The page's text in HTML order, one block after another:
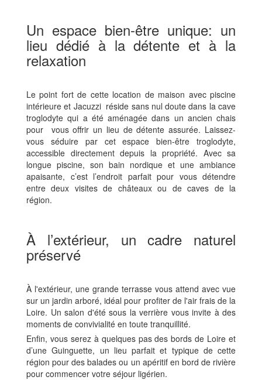
Un espace bien-être unique: un
lieu dédié à la détente et à la
relaxation
Le point fort de cette location de maison avec piscine
intérieure et Jacuzzi réside sans nul doute dans la cave
troglodyte qui a été aménagée dans un ancien chais
pour vous offrir un lieu de détente assurée. Laissez-
vous séduire par cet espace bien-être troglodyte,
accessible directement depuis la propriété. Avec sa
longue piscine, son bain nordique et une ambiance
apaisante, c’est l’endroit parfait pour vous détendre
entre deux visites de châteaux ou de caves de la
région.
À l’extérieur, un cadre naturel
préservé
À l'extérieur, une grande terrasse vous attend avec vue
sur un jardin arboré, idéal pour profiter de l'air frais de la
Loire. Un salon d'été sous la verrière vous invite à des
moments de convivialité en toute tranquillité.
Enfin, vous serez à quelques pas des bords de Loire et
d’une Guinguette, un lieu parfait et typique de cette
région pour des balades ou un apéritif en bord de rivière
pour commencer votre séjour ligérien.